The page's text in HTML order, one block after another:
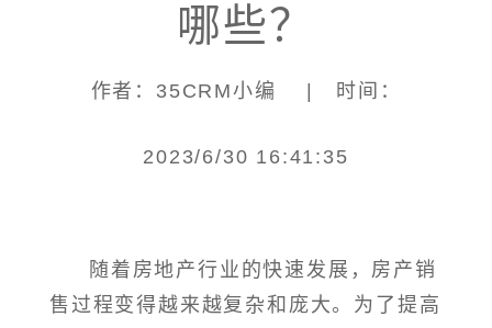
哪些？
作者：35CRM小编 | 时间：
2023/6/30 16:41:35
随着房地产行业的快速发展，房产销
售过程变得越来越复杂和庞大。为了提高